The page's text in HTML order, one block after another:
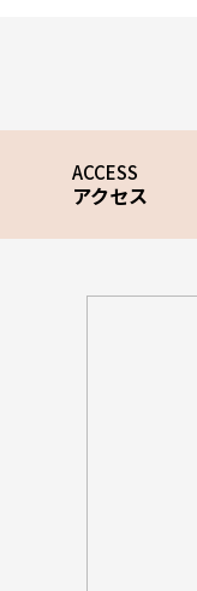
ACCESS
アクセス